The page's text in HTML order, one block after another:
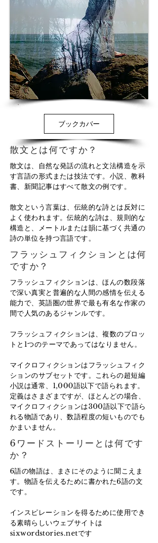
ブックカバー
散文とは何ですか？
散文は、自然な発話の流れと文法構造を示
す言語の形式または技法です。小説、教科
書、新聞記事はすべて散文の例です。
散文という言葉は、伝統的な詩とは反対に
よく使われます。伝統的な詩は、規則的な
構造と、メートルまたは韻に基づく共通の
詩の単位を持つ言語です。
フラッシュフィクションとは何
ですか？
フラッシュフィクションは、ほんの数段落
で深い真実と普遍的な人間の感情を伝える
能力で、英語圏の世界で最も有名な作家の
間で人気のあるジャンルです。
フラッシュフィクションは、複数のプロッ
トと1つのテーマであってはなりません。
マイクロフィクションはフラッシュフィク
ションのサブセットです。これらの超短編
小説は通常、1,000語以下で語られます。
定義はさまざまですが、ほとんどの場合、
マイクロフィクションは300語以下で語ら
れる物語であり、数語程度の短いものでも
かまいません。
6ワードストーリーとは何です
か？
6語の物語は、まさにそのように聞こえま
す。物語を伝えるために書かれた6語の文
です。
インスピレーションを得るために使用でき
る素晴らしいウェブサイトは
sixwordstories.netです